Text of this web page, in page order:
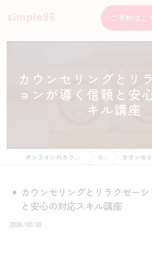
ご予約はこ
カウンセリングとリ
ョンが導く信頼と安
キル講座
オンラインのカウンセリングならsimple86 コラム カウンセリングとリラ
カウンセリングとリラクゼー
と安心の対応スキル講座
2026/02/20